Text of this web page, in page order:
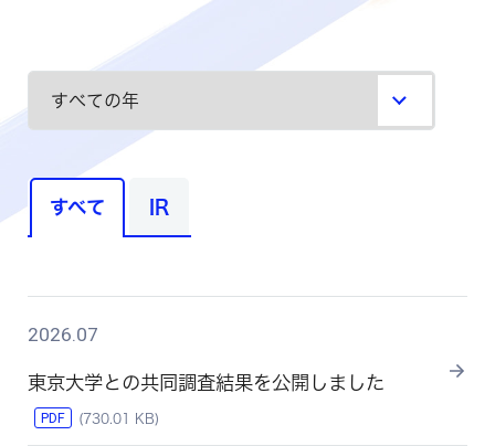
すべて IR
2026.07
東京大学との共同調査結果を公開しました
PDF (730.01 KB)